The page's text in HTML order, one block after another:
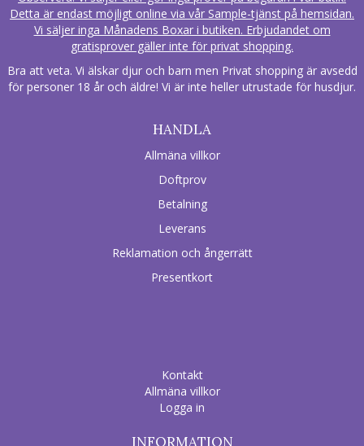
Detta är endast möjligt online via vår Sample-tjänst på hemsidan.
Vi säljer inga Månadens Boxar i butiken. Erbjudandet om
gratisprover gäller inte för privat shopping.
Bra att veta. Vi älskar djur och barn men Privat shopping är avsedd
för personer 18 år och äldre! Vi är inte heller utrustade för husdjur.
HANDLA
Allmäna villkor
Doftprov
Betalning
Leverans
Reklamation och ångerrätt
Presentkort
Kontakt
Allmäna villkor
Logga in
INFORMATION